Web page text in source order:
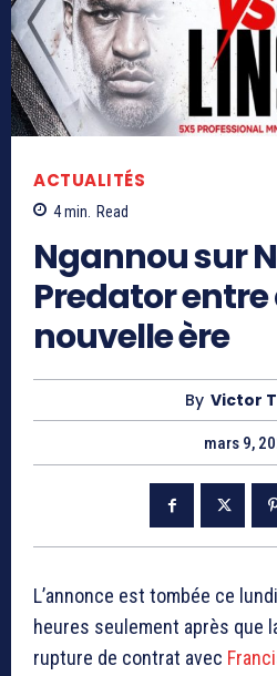
ACTUALITÉS
4min. Read
Ngannou sur
Predator
nouvelle ère
By Victor
mars 9,
L’annonce est tombée ce
heures seulement après que
rupture de contrat avec